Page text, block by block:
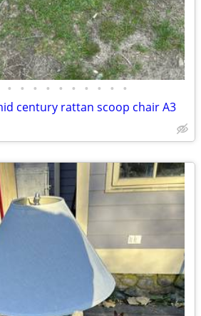
• • • • • • • • • •
century rattan scoop chair A3